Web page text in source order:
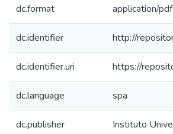
dc.format application/pdf
dc.identifier http://
dc.identifier.uri https://
dc.language spa
dc.publisher Instituto